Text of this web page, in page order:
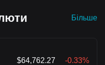
Більше
$64,762.27 -0.33%